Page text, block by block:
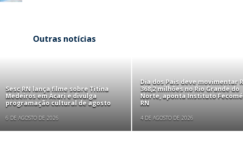
Outras notícias
Sesc RN lança filme sobre Titina
Medeiros em Acari e divulga
programação cultural de agosto
6 DE AGOSTO DE 2026
Dia dos Pais deve movimentar
368,2 milhões no Rio Grande do
Norte, aponta Instituto
RN
4 DE AGOSTO DE 2026